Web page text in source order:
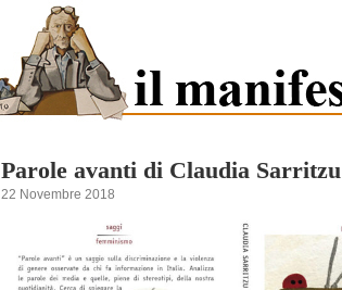
Parole avanti di Claudia Sarritzu
22 Novembre 2018